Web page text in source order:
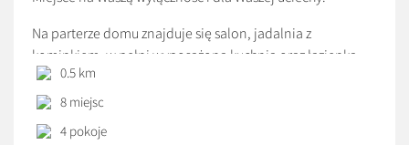
Na parterze domu znajduje się salon, jadalnia z
kominkiem, w pełni wyposażona kuchnia oraz łazienka.
Na pierwszym piętrze – sypialnia główna, łazienka z
prysznicem oraz pokój z dużą garderobą. Na poddaszu
natomiast znajdują się dwie sypialnie i łazienka z wanną.
0.5 km
8 miejsc
4 pokoje